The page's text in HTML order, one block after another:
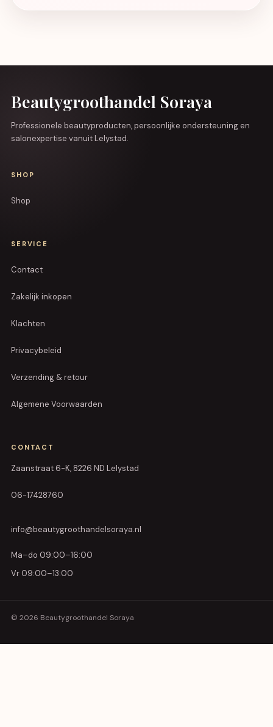
Beautygroothandel Soraya
Professionele beautyproducten, persoonlijke ondersteuning en
salonexpertise vanuit Lelystad.
SHOP
Shop
SERVICE
Contact
Zakelijk inkopen
Klachten
Privacybeleid
Verzending & retour
Algemene Voorwaarden
CONTACT
Zaanstraat 6-K, 8226 ND Lelystad
06-17428760
info@beautygroothandelsoraya.nl
Ma–do 09:00–16:00
Vr 09:00–13:00
© 2026 Beautygroothandel Soraya